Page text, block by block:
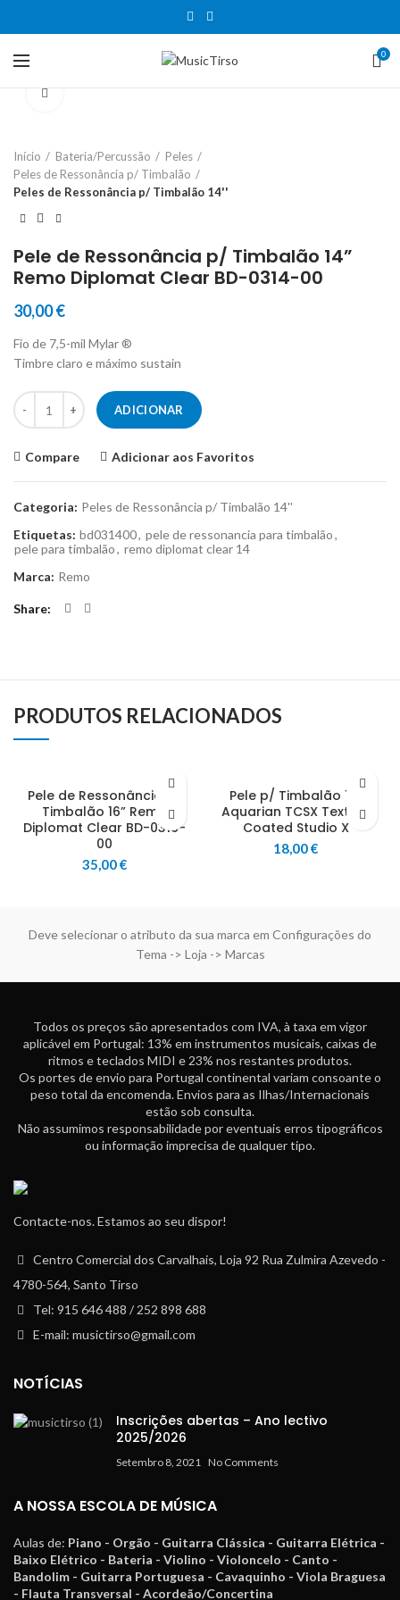
0
Início Bateria/Percussão
Peles
Peles de Ressonância p/ Timbalão
Peles de Ressonância p/ Timbalão 14''
Pele de Ressonância p/ Timbalão 14”
Remo Diplomat Clear BD-0314-00
30,00€
Fio de 7,5-mil Mylar ®
Timbre claro e máximo sustain
Quantidade de Pele de Ressonância p/ Timbalão 14'' Remo Diplomat
ADICIONAR
Compare Adicionar aos Favoritos
Categoria: Peles de Ressonância p/ Timbalão 14''
Etiquetas: bd031400, pele de ressonancia para timbalão,
pele para timbalão, remo diplomat clear 14
Marca: Remo
Share
PRODUTOS RELACIONADOS
Pele de Ressonância p/
Timbalão 16” Remo
Diplomat Clear BD-0316-
00
35,00€
Pele p/ Timbalão 15”
Aquarian TCSX Texture
Coated Studio X
18,00€
Deve selecionar o atributo da sua marca em Configurações do
Tema -> Loja -> Marcas
Todos os preços são apresentados com IVA, à taxa em vigor
aplicável em Portugal: 13% em instrumentos musicais, caixas de
ritmos e teclados MIDI e 23% nos restantes produtos.
Os portes de envio para Portugal continental variam consoante o
peso total da encomenda. Envios para as Ilhas/Internacionais
estão sob consulta.
Não assumimos responsabilidade por eventuais erros tipográficos
ou informação imprecisa de qualquer tipo.
Contacte-nos. Estamos ao seu dispor!
Centro Comercial dos Carvalhais, Loja 92 Rua Zulmira Azevedo -
4780-564, Santo Tirso
Tel: 915 646 488 / 252 898 688
E-mail: musictirso@gmail.com
NOTÍCIAS
Inscrições abertas – Ano lectivo
2025/2026
Setembro 8, 2021 No Comments
A NOSSA ESCOLA DE MÚSICA
Aulas de: Piano - Orgão - Guitarra Clássica - Guitarra Elétrica -
Baixo Elétrico - Bateria - Violino - Violoncelo - Canto -
Bandolim - Guitarra Portuguesa - Cavaquinho - Viola Braguesa
- Flauta Transversal - Acordeão/Concertina